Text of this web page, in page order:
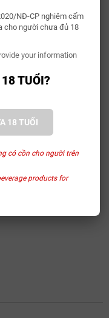
NĐ-CP nghiêm cấm
cho người chưa đủ 18
your information
TUỔI?
18 TUỔI
có cồn cho người trên
products for